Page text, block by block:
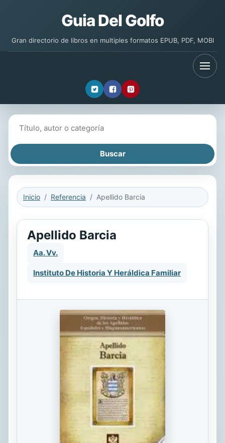
Guia Del Golfo
Gran directorio de libros en multiples formatos EPUB, PDF, MOBI
Inicio Referencia Apellido Barcia
Apellido Barcia
Aa. Vv.
Instituto De Historia Y Heráldica Familiar